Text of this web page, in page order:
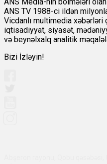
ANS TV 1988-ci ildən
Vicdanlı multimedia xəbərləri
iqtisadiyyat, siyasət,
və beynəlxalq analitik
Bizi İzləyin!